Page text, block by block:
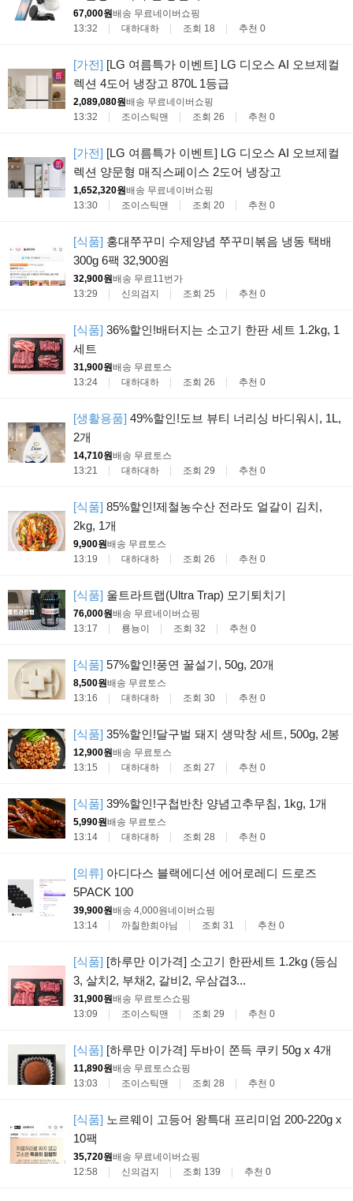
67,000원배송 무료네이버쇼핑
13:32
대하대하 조회 18 추천 0
[가전] [LG 여름특가 이벤트] LG 디오스 AI 오브제컬
렉션 4도어 냉장고 870L 1등급
2,089,080원배송 무료네이버쇼핑
13:32
조이스틱맨 조회 26 추천 0
[가전] [LG 여름특가 이벤트] LG 디오스 AI 오브제컬
렉션 양문형 매직스페이스 2도어 냉장고
1,652,320원배송 무료네이버쇼핑
13:30
조이스틱맨 조회 20 추천 0
[식품] 홍대쭈꾸미 수제양념 쭈꾸미볶음 냉동 택배
300g 6팩 32,900원
32,900원배송 무료 11번가
13:29
신의검지 조회 25 추천 0
[식품] 36%할인!배터지는 소고기 한판 세트 1.2kg, 1
세트
31,900원배송 무료 토스
13:24
대하대하 조회 26 추천 0
[생활용품] 49%할인!도브 뷰티 너리싱 바디워시, 1L,
2개
14,710원배송 무료 토스
13:21
대하대하 조회 29 추천 0
[식품] 85%할인!제철농수산 전라도 얼갈이 김치,
2kg, 1개
9,900원배송 무료 토스
13:19
대하대하 조회 26 추천 0
[식품] 울트라트랩(Ultra Trap) 모기퇴치기
76,000원배송 무료네이버쇼핑
13:17
룡뇽이 조회 32 추천 0
[식품] 57%할인!풍연 꿀설기, 50g, 20개
8,500원배송 무료 토스
13:16
대하대하 조회 30 추천 0
[식품] 35%할인!달구벌 돼지 생막창 세트, 500g, 2봉
12,900원배송 무료 토스
13:15
대하대하 조회 27 추천 0
[식품] 39%할인!구첩반찬 양념고추무침, 1kg, 1개
5,990원배송 무료 토스
13:14
대하대하 조회 28 추천 0
[의류] 아디다스 블랙에디션 에어로레디 드로즈
5PACK 100
39,900원배송 4,000원네이버쇼핑
13:14
까칠한희야님 조회 31 추천 0
[식품] [하루만 이가격] 소고기 한판세트 1.2kg (등심
3, 살치2, 부채2, 갈비2, 우삼겹3...
31,900원배송 무료 토스쇼핑
13:09
조이스틱맨 조회 29 추천 0
[식품] [하루만 이가격] 두바이 쫀득 쿠키 50g x 4개
11,890원배송 무료 토스쇼핑
13:03
조이스틱맨 조회 28 추천 0
[식품] 노르웨이 고등어 왕특대 프리미엄 200-220g x
10팩
35,720원배송 무료네이버쇼핑
12:58
신의검지 조회 139 추천 0